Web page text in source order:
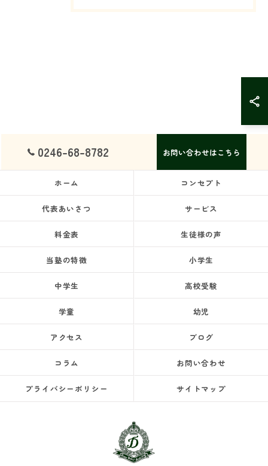
0246-68-8782 お問い合わせはこちら
ホーム コンセプト
代表あいさつ サービス
料金表 生徒様の声
当塾の特徴 小学生
中学生 高校受験
学童 幼児
アクセス ブログ
コラム お問い合わせ
プライバシーポリシー サイトマップ